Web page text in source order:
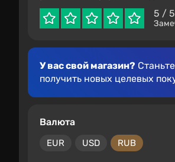
5 / 5
У вас свой магазин?
получить новых целевых
Валюта
EUR USD RUB